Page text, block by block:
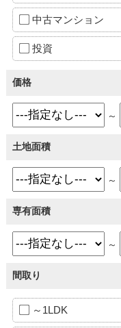
中古マンション
投資
価格
～
土地面積
～
専有面積
～
間取り
～1LDK